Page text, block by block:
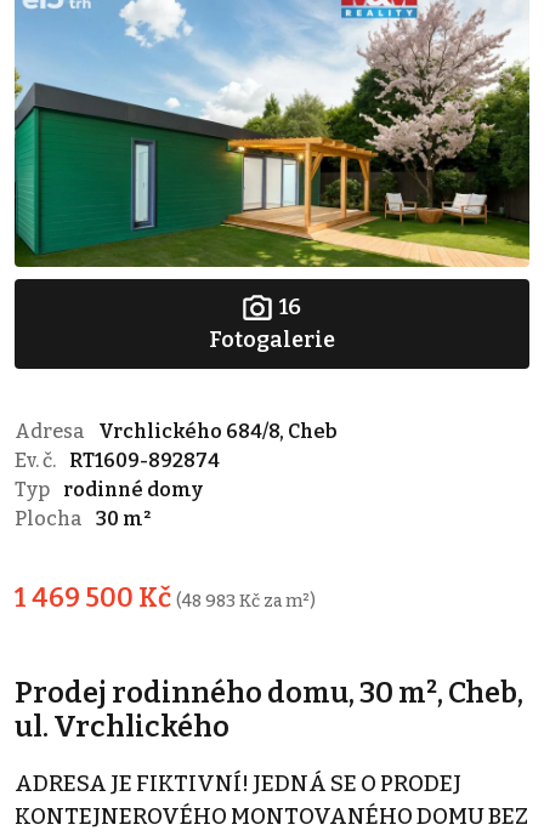
16
Fotogalerie
Adresa
Vrchlického 684/8, Cheb
Ev. č.
RT1609-892874
Typ
rodinné domy
Plocha
30 m²
1 469 500 Kč (48 983 Kč za m²)
Prodej rodinného domu, 30 m², Cheb,
ul. Vrchlického
ADRESA JE FIKTIVNÍ! JEDNÁ SE O PRODEJ
KONTEJNEROVÉHO MONTOVANÉHO DOMU BEZ